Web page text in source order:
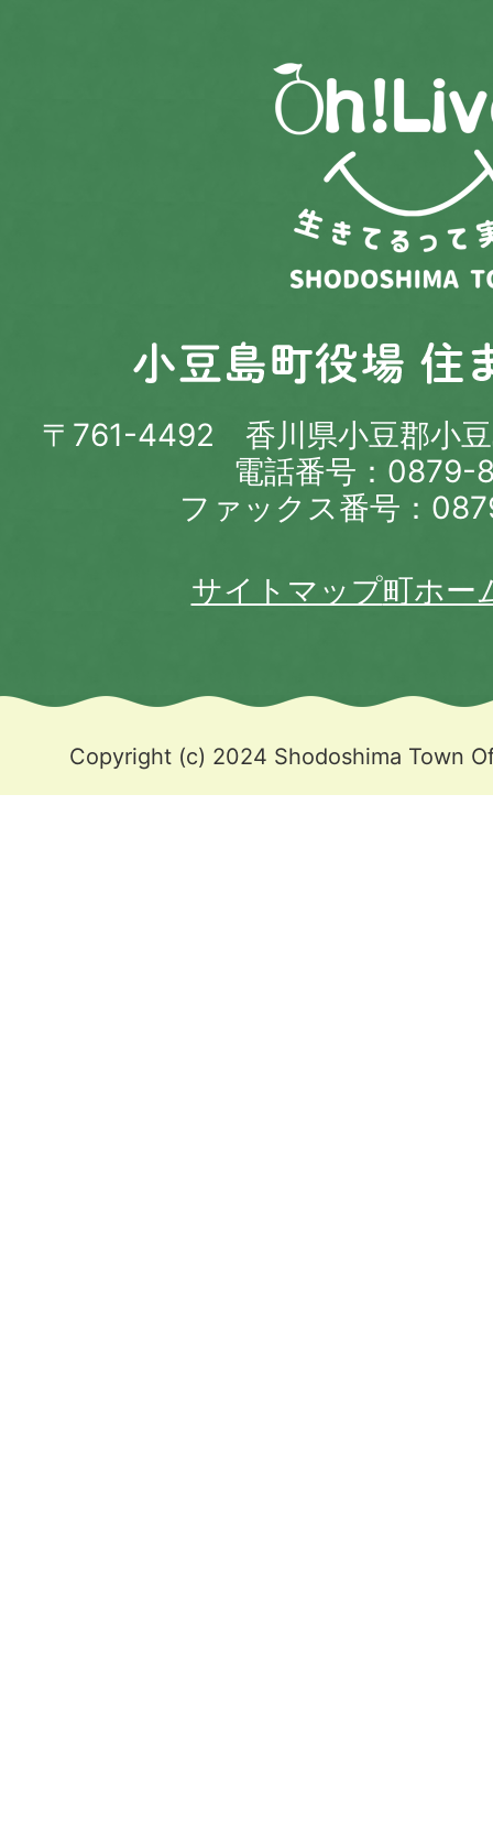
〒761-4492 香川県小豆郡小
電話番号：0879-
ファックス番号：
サイトマップ町ホー
Copyright (c) 2024 Shodoshima Town